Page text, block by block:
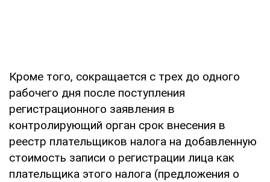
Кроме того, сокращается с трех до одного
рабочего дня после поступления
регистрационного заявления в
контролирующий орган срок внесения в
реестр плательщиков налога на добавленную
стоимость записи о регистрации лица как
плательщика этого налога (предложения о